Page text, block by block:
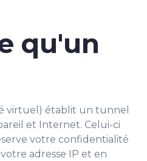
qu'un
virtuel) établit un tunnel
et Internet. Celui-ci
votre confidentialité
adresse IP et en